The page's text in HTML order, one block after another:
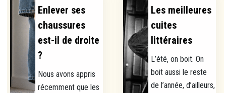
Enlever ses
chaussures
est-il de droite
?
Nous avons appris
récemment que les
Les meilleures
cuites
littéraires
L’été, on boit. On
boit aussi le reste
de l’année, d’ailleurs,